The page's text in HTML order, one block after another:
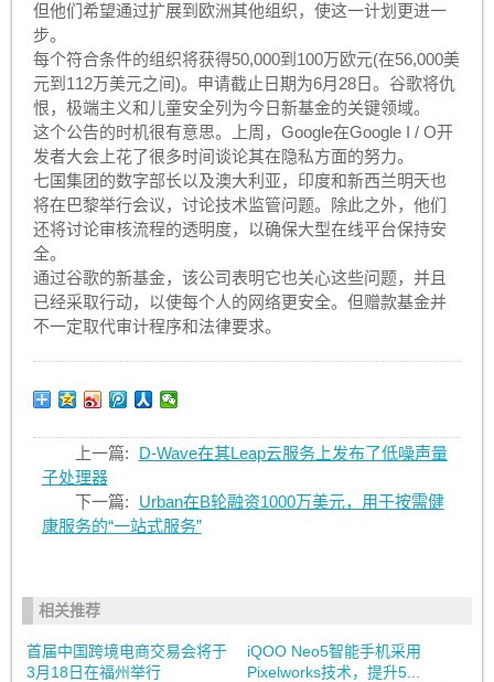
但他们希望通过扩展到欧洲其他组织，使这一计划更进一
步。
每个符合条件的组织将获得50,000到100万欧元(在56,000美
元到112万美元之间)。申请截止日期为6月28日。谷歌将仇
恨，极端主义和儿童安全列为今日新基金的关键领域。
这个公告的时机很有意思。上周，Google在Google I / O开
发者大会上花了很多时间谈论其在隐私方面的努力。
七国集团的数字部长以及澳大利亚，印度和新西兰明天也
将在巴黎举行会议，讨论技术监管问题。除此之外，他们
还将讨论审核流程的透明度，以确保大型在线平台保持安
全。
通过谷歌的新基金，该公司表明它也关心这些​​问题，并且
已经采取行动，以使每个人的网络更安全。但赠款基金并
不一定取代审计程序和法律要求。
上一篇:
D-Wave在其Leap云服务上发布了低噪声量
子处理器
下一篇:
Urban在B轮融资1000万美元，用于按需健
康服务的“一站式服务”
相关推荐
首届中国跨境电商交易会将于
3月18日在福州举行
iQOO Neo5智能手机采用
Pixelworks技术，提升5...